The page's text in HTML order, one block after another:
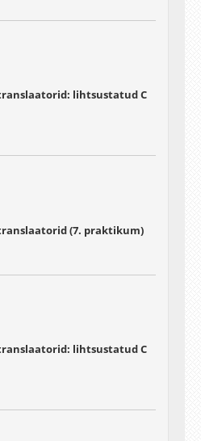
lihtsustatud C
(7. praktikum)
lihtsustatud C